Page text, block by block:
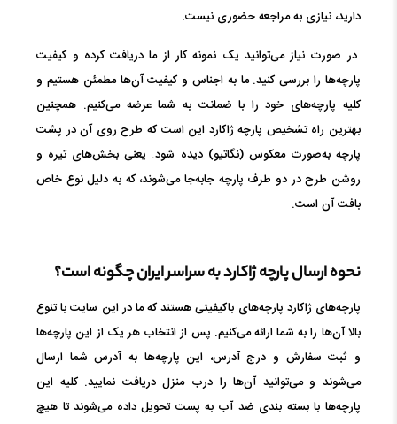
دارید، نیازی به مراجعه حضوری نیست.
در صورت نیاز می‌توانید یک نمونه کار از ما دریافت کرده و کیفیت
پارچه‌ها را بررسی کنید. ما به اجناس و کیفیت آن‌ها مطمئن هستیم و
کلیه پارچه‌های خود را با ضمانت به شما عرضه می‌کنیم. همچنین
بهترین راه تشخیص پارچه ژاکارد این است که طرح روی آن در پشت
پارچه به‌صورت معکوس (نگاتیو) دیده شود. یعنی بخش‌های تیره و
روشن طرح در دو طرف پارچه جابه‌جا می‌شوند، که به دلیل نوع خاص
بافت آن است.
نحوه ارسال پارچه ژاکارد به سراسر ایران چگونه است؟
پارچه‌های ژاکارد پارچه‌های باکیفیتی هستند که ما در این سایت با تنوع
بالا آن‌ها را به شما ارائه می‌کنیم. پس از انتخاب هر یک از این پارچه‌ها
و ثبت سفارش و درج آدرس، این پارچه‌ها به آدرس شما ارسال
می‌شوند و می‌توانید آن‌ها را درب منزل دریافت نمایید. کلیه این
پارچه‌ها با بسته بندی ضد آب به پست تحویل داده می‌شوند تا هیچ